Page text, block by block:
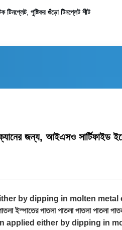
টিনপ্লেট, পুষ্টিকর গুঁড়ো টিনপ্লেট শীট
জন্য, আইএসও সার্টিফাইড
by dipping in molten metal
পাতলা পাতলা পাতলা পাতলা
of tin applied either by